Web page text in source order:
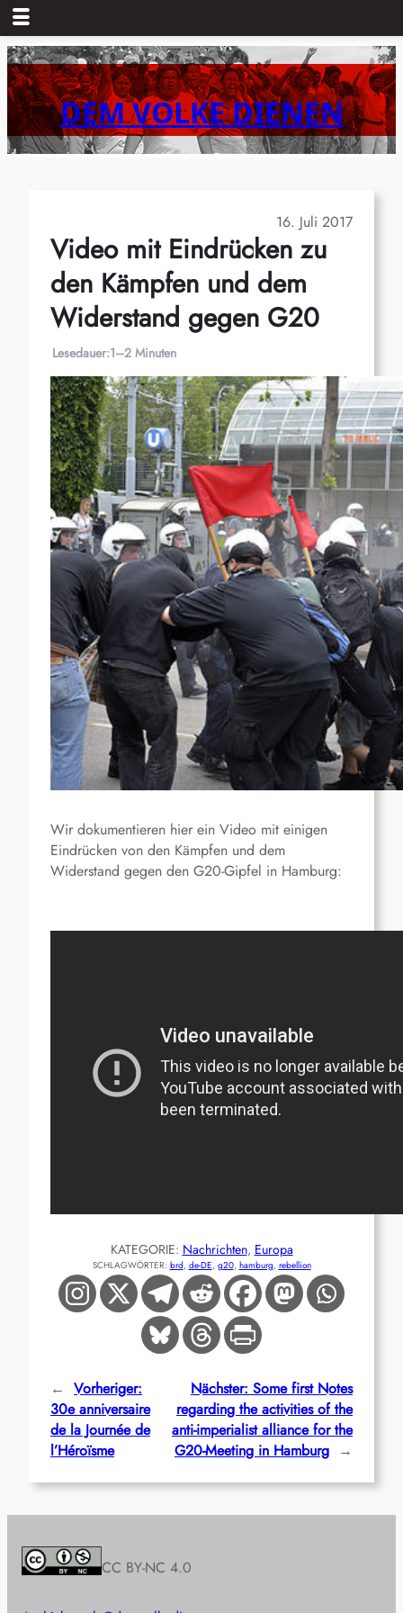
Zum
Inhalt
springenDEM VOLKE DIENEN
16. Juli 2017
Video mit Eindrücken zu
den Kämpfen und dem
Widerstand gegen G20
Lesedauer:1–2 Minuten
Wir dokumentieren hier ein Video mit einigen
Eindrücken von den Kämpfen und dem
Widerstand gegen den G20-Gipfel in Hamburg:
KATEGORIE: Nachrichten, Europa
SCHLAGWÖRTER: brd, de-DE, g20, hamburg, rebellion
← Vorheriger:
30e anniversaire
de la Journée de
l’Héroïsme
Nächster: Some first Notes
regarding the activities of the
anti-imperialist alliance for the
G20-Meeting in Hamburg →
CC BY-NC 4.0